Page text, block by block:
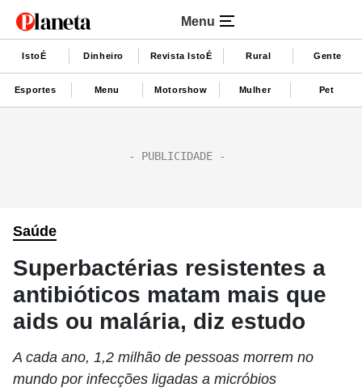
Menu
IstoÉ Dinheiro Revista IstoÉ Rural Gente
Esportes Menu Motorshow Mulher Pet
Saúde
Superbactérias resistentes a
antibióticos matam mais que
aids ou malária, diz estudo
A cada ano, 1,2 milhão de pessoas morrem no
mundo por infecções ligadas a micróbios